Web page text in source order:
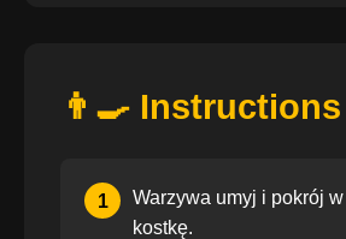
👨‍🍳 Instructions
1
Warzywa umyj i pokrój
kostkę.